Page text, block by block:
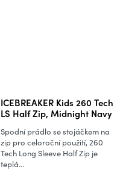
ICEBREAKER Kids 260 Tech
LS Half Zip, Midnight Navy
Spodní prádlo se stojáčkem na
zip pro celoroční použití, 260
Tech Long Sleeve Half Zip je
teplá...